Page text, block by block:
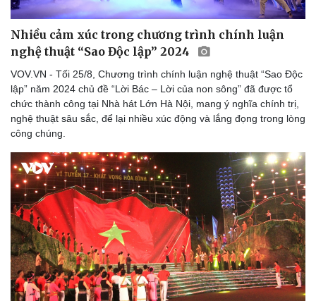
Thông tin doanh nghiệp
Doanh nghiệp 24h
Doanh nhân
Vì cộng đồng
Sành điệu
Tin Công nghệ
Trải nghiệm
Nhiều cảm xúc trong chương trình chính luận
nghệ thuật “Sao Độc lập” 2024
VOV.VN - Tối 25/8, Chương trình chính luận nghệ thuật “Sao Độc
lập” năm 2024 chủ đề “Lời Bác – Lời của non sông” đã được tổ
chức thành công tại Nhà hát Lớn Hà Nội, mang ý nghĩa chính trị,
nghệ thuật sâu sắc, để lại nhiều xúc động và lắng đọng trong lòng
công chúng.